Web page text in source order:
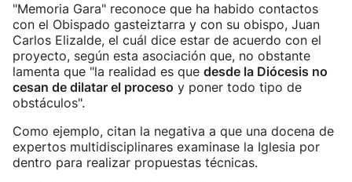
"Memoria Gara" reconoce que ha habido contactos
con el Obispado gasteiztarra y con su obispo, Juan
Carlos Elizalde, el cuál dice estar de acuerdo con el
proyecto, según esta asociación que, no obstante
lamenta que "la realidad es que desde la Diócesis no
cesan de dilatar el proceso y poner todo tipo de
obstáculos".
Como ejemplo, citan la negativa a que una docena de
expertos multidisciplinares examinase la Iglesia por
dentro para realizar propuestas técnicas.